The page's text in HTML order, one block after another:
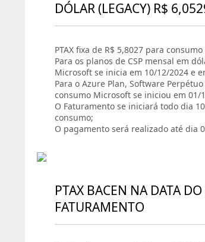
DÓLAR (LEGACY) R$
PTAX fixa de R$ 5,8027 para
Para os planos de CSP mensal em
Microsoft se inicia em 10/12/2024 e
Para o Azure Plan, Software
consumo Microsoft se iniciou em 01/
O Faturamento se iniciará todo dia
consumo;
O pagamento será realizado até dia
PTAX BACEN NA DATA
FATURAMENTO